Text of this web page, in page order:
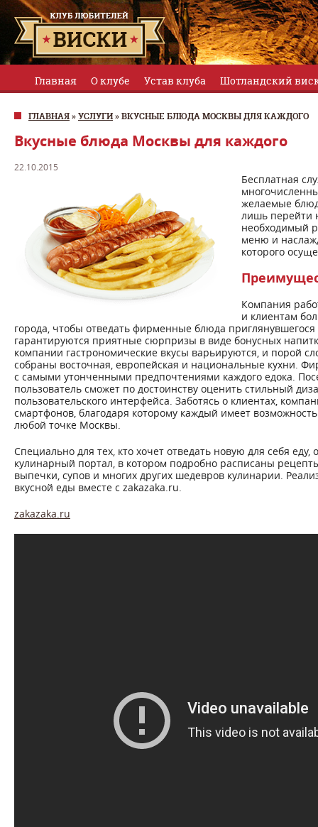
Главная О клубе Устав клуба Шотландский
ГЛАВНАЯ»УСЛУГИ»ВКУСНЫЕ БЛЮДА МОСКВЫ ДЛЯ КАЖДОГО
Вкусные блюда Москвы для каждого
22.10.2015
Бесплатная
желаемые
лишь перейти
необходимый
меню и
которого
Компания
и клиентам
города, чтобы отведать фирменные блюда
гарантируются приятные сюрпризы в виде бонусных
компании гастрономические вкусы варьируются, и порой
собраны восточная, европейская и национальные кухни.
с самыми утонченными предпочтениями каждого едока.
пользователь сможет по достоинству оценить стильный
пользовательского интерфейса. Заботясь о клиентах,
смартфонов, благодаря которому каждый имеет
любой точке Москвы.
Специально для тех, кто хочет отведать новую для себя
кулинарный портал, в котором подробно расписаны
выпечки, супов и многих других шедевров кулинарии.
вкусной еды вместе с zakazaka.ru.
zakazaka.ru